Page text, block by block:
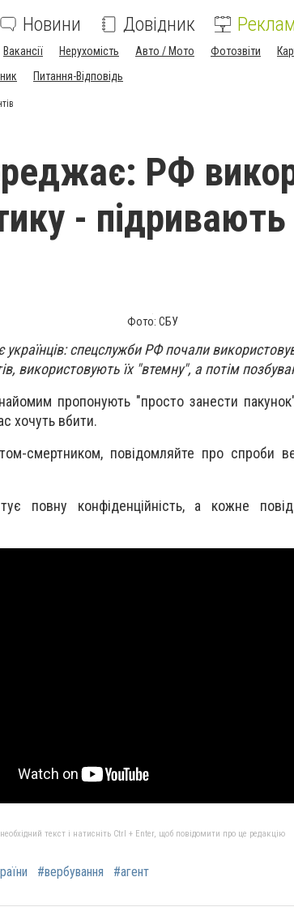
Новини Довідник
Вакансії Нерухомість Авто / Мото Фотозвіти
Питання-Відповідь
РФ
-
Фото: СБУ
українців: спецслужби РФ почали
використовують їх "втемну", а потім
пропонують "просто занести
хочуть вбити.
смертником, повідомляйте про спроби
повну конфіденційність, а кожне
текст і натисніть Ctrl + Enter, щоб повідомити про це редакцію
#вербування #агент